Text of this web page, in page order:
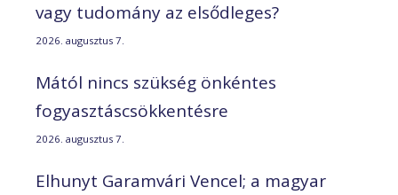
vagy tudomány az elsődleges?
2026. augusztus 7.
Mától nincs szükség önkéntes
fogyasztáscsökkentésre
2026. augusztus 7.
Elhunyt Garamvári Vencel; a magyar